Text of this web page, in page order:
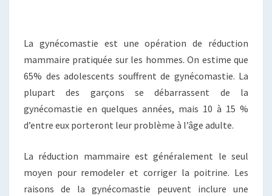
La gynécomastie est une opération de réduction
mammaire pratiquée sur les hommes. On estime que
65% des adolescents souffrent de gynécomastie. La
plupart des garçons se débarrassent de la
gynécomastie en quelques années, mais 10 à 15 %
d’entre eux porteront leur problème à l’âge adulte.
La réduction mammaire est généralement le seul
moyen pour remodeler et corriger la poitrine. Les
raisons de la gynécomastie peuvent inclure une